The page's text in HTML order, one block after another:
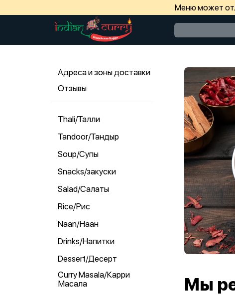
Меню может
Адреса и зоны доставки
Отзывы
Thali/Талли
Tandoor/Тандыр
Soup/Супы
Snacks/закуски
Salad/Салаты
Rice/Рис
Naan/Наан
Drinks/Напитки
Dessert/Десерт
Curry Masala/Карри
Масала
Мы